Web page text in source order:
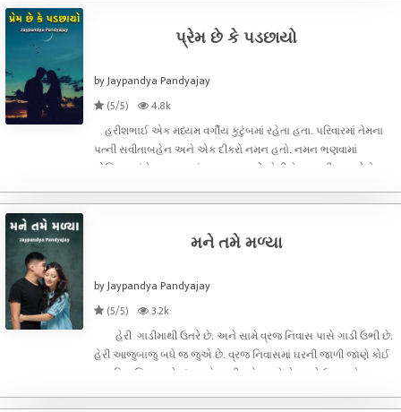
પ્રેમ છે કે પડછાયો
by Jaypandya Pandyajay
(5/5)
4.8k
હરીશભાઈ એક મધ્યમ વર્ગીય કુટુંબમાં રહેતા હતા. પરિવારમાં તેમના
પત્ની સવીતાબહેન અને એક દીકરો નમન હતો. નમન ભણવામાં
હોશિયાર હંમેશા ક્લાસમાં પ્રથમ આવતો. તેથી તેના મમ્મી પપ્પાને તે ખુબ
ઘરમાં એન્ટર
મને તમે મળ્યા
by Jaypandya Pandyajay
(5/5)
3.2k
હેરી ગાડીમાથી ઉતરે છે. અને સામે વ્રજ નિવાસ પાસે ગાડી ઉભી છે.
હેરી આજુબાજુ બધે જ જુએ છે. વ્રજ નિવાસમાં ઘરની જાળી જાણે કોઈ
આધુનિક શિલ્પ કારે સુંદર કોતરણી જોવા મળે છે. અને ઉપર ઓપન